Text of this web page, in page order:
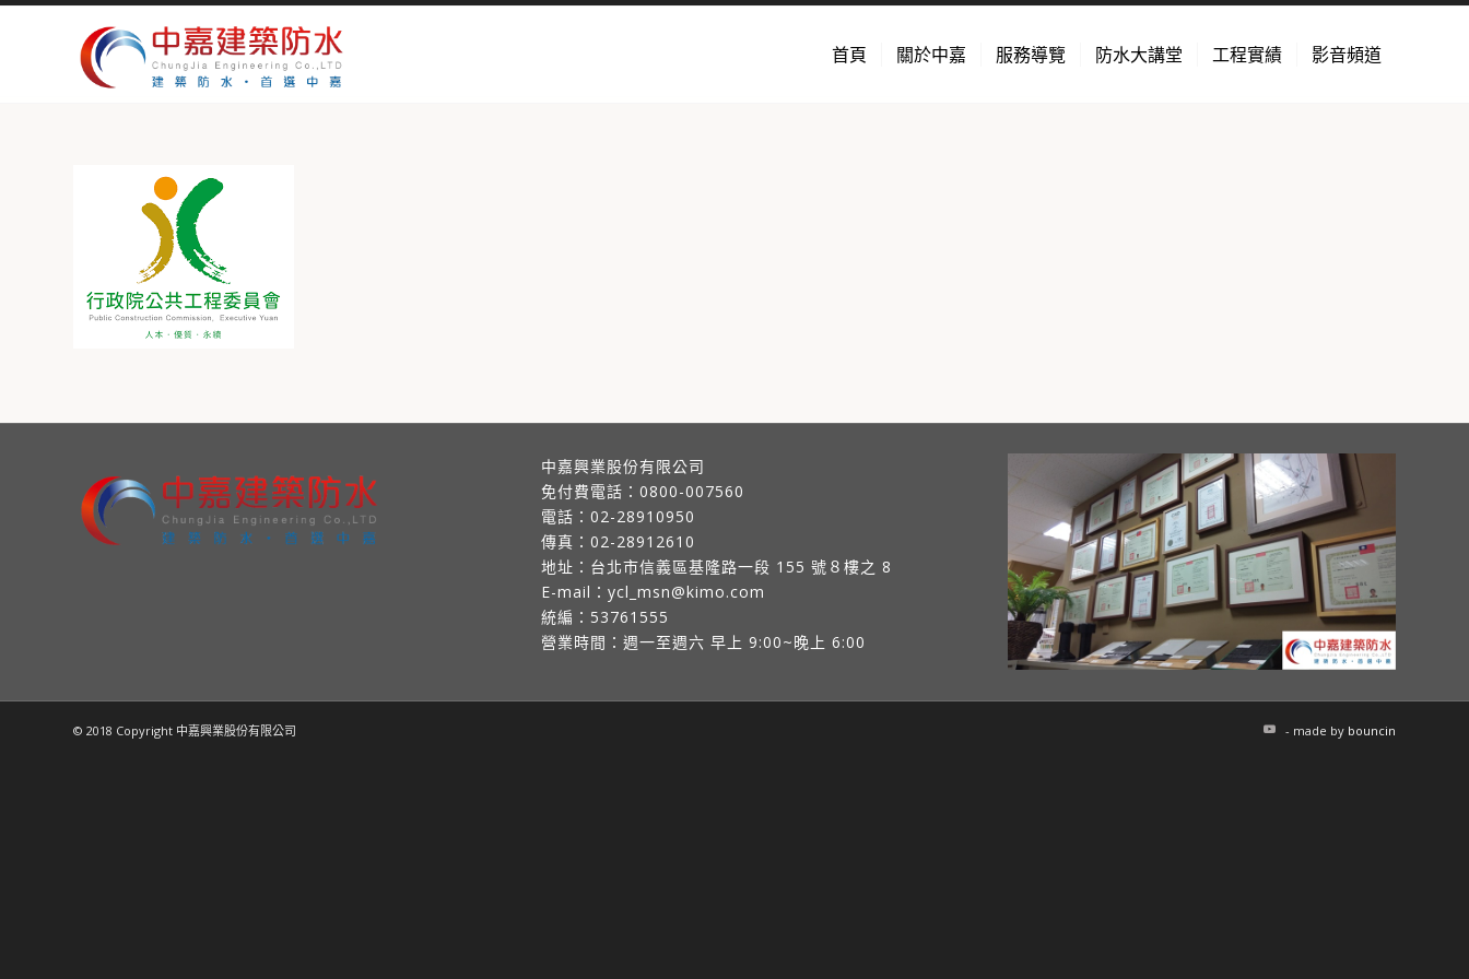
首頁 關於中嘉 服務導覽 防水大講堂 工程實績 影音頻道
中嘉興業股份有限公司
免付費電話： 0800-007560
電話： 02-28910950
傳真： 02-28912610
地址： 台北市信義區基隆路一段 155 號８樓之 8
E-mail： ycl_msn@kimo.com
統編：53761555
營業時間：週一至週六 早上 9:00~晚上 6:00
© 2018 Copyright 中嘉興業股份有限公司 - made by bouncin